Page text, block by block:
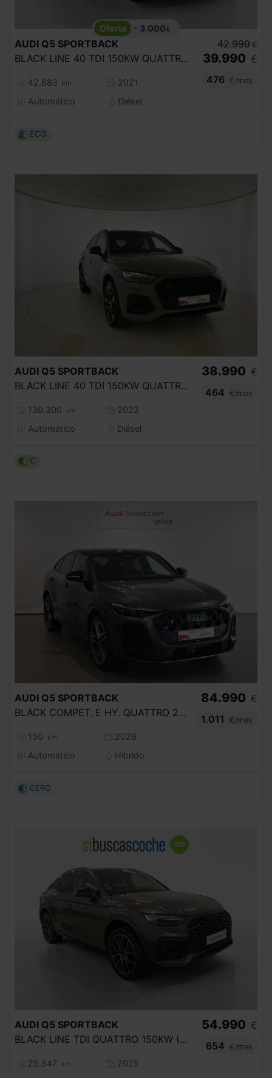
- 3.000€
AUDI Q5 SPORTBACK
BLACK LINE 40 TDI 150KW QUATTRO ULTRA
42.683 km
2021
Automático
Diésel
42.990 €
39.990 €
476
€/mes
ECO
AUDI Q5 SPORTBACK
BLACK LINE 40 TDI 150KW QUATTRO ULTRA
130.300 km
2022
Automático
Diésel
38.990 €
464
€/mes
C
AUDI Q5 SPORTBACK
BLACK COMPET. E HY. QUATTRO 270KW S TRON
150 km
2026
Automático
Híbrido
84.990 €
1.011
€/mes
CERO
AUDI Q5 SPORTBACK
BLACK LINE TDI QUATTRO 150KW (204CV) S T
25.547 km
2025
54.990 €
654
€/mes